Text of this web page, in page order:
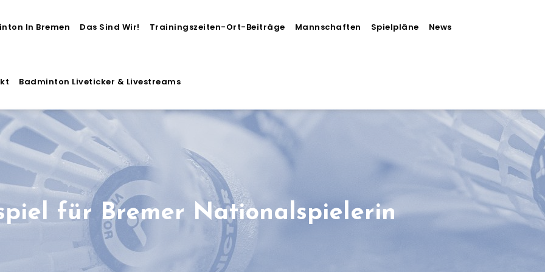
In Bremen Das Sind Wir! Trainingszeiten-Ort-Beiträge Mannschaften Spielpläne News
Badminton Liveticker & Livestreams
für Bremer Nationalspielerin